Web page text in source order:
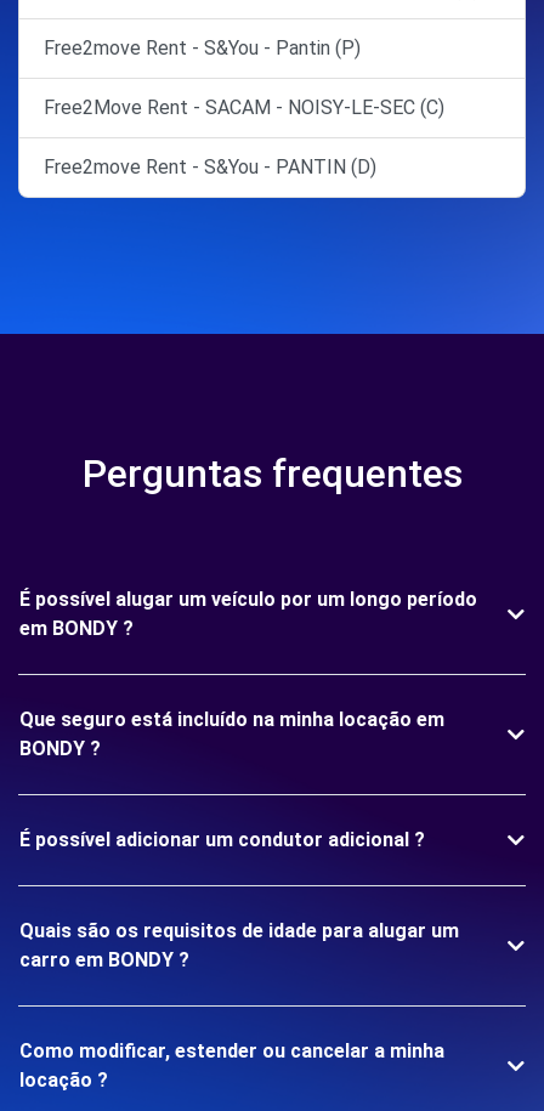
Free2move Rent - S&You - Pantin (P)
Free2Move Rent - SACAM - NOISY-LE-SEC (C)
Free2move Rent - S&You - PANTIN (D)
Perguntas frequentes
É possível alugar um veículo por um longo período
em BONDY ?
Que seguro está incluído na minha locação em
BONDY ?
É possível adicionar um condutor adicional ?
Quais são os requisitos de idade para alugar um
carro em BONDY ?
Como modificar, estender ou cancelar a minha
locação ?